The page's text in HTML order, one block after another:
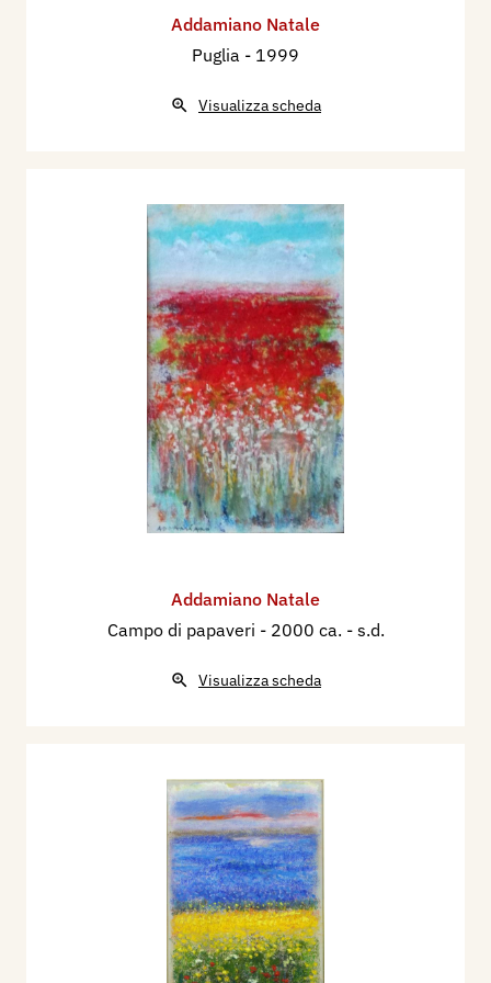
Addamiano Natale
Puglia - 1999
Visualizza scheda
Addamiano Natale
Campo di papaveri - 2000 ca. - s.d.
Visualizza scheda